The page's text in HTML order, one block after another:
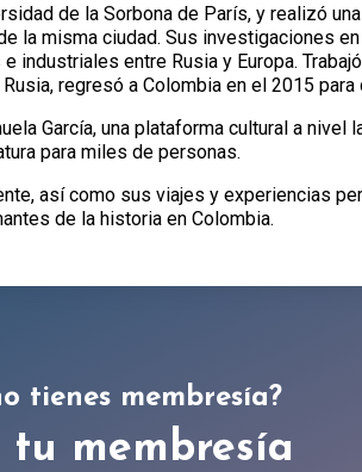
de la Sorbona de París, y realizó
la misma ciudad. Sus investigaciones
entre Rusia y Europa.
regresó a Colombia en el 2015
García, una plataforma cultural a
para miles de personas.
así como sus viajes y experiencias
de la historia en Colombia.
tienes membresía?
tu membresía